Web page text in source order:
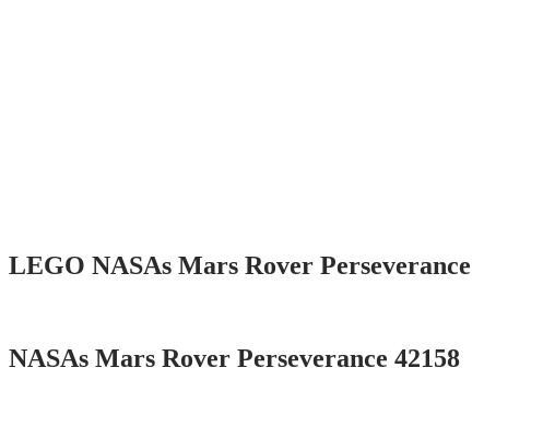
LEGO NASAs Mars Rover Perseverance
NASAs Mars Rover Perseverance 42158